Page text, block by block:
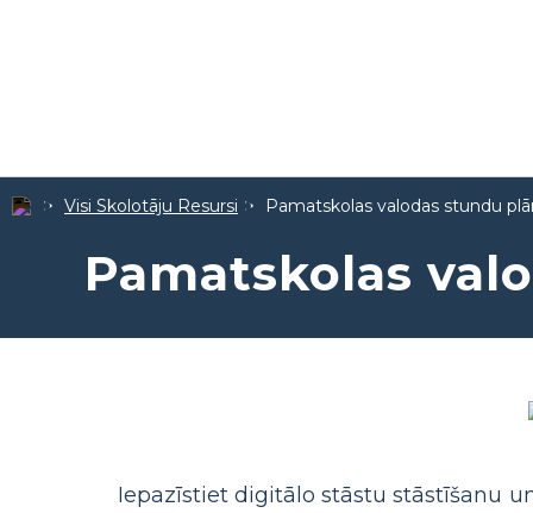
Visi Skolotāju Resursi Pamatskolas valodas stundu
Pamatskolas
Iepazīstiet digitālo stāstu stāstīšanu